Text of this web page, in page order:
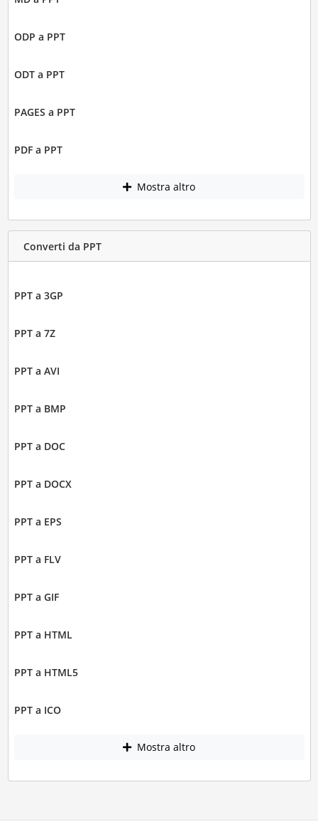
ODP a PPT
ODT a PPT
PAGES a PPT
PDF a PPT
Mostra altro
Converti da PPT
PPT a 3GP
PPT a 7Z
PPT a AVI
PPT a BMP
PPT a DOC
PPT a DOCX
PPT a EPS
PPT a FLV
PPT a GIF
PPT a HTML
PPT a HTML5
PPT a ICO
Mostra altro